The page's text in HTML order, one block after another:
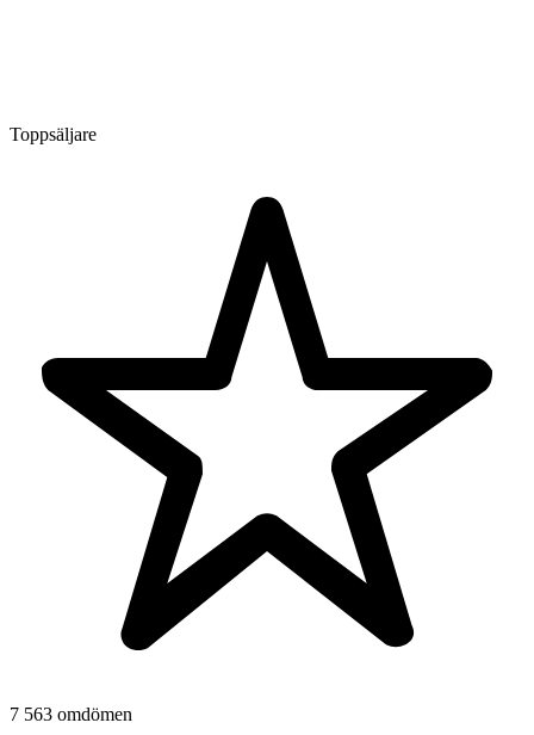
Toppsäljare
7 563 omdömen